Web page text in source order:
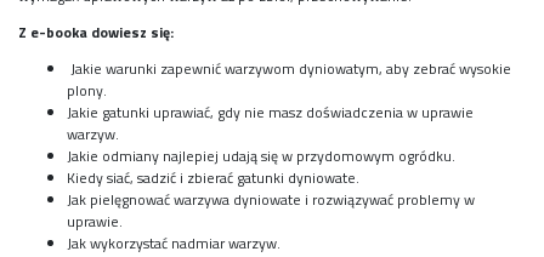
Z e-booka dowiesz się:
Jakie warunki zapewnić warzywom dyniowatym, aby zebrać wysokie
plony.
Jakie gatunki uprawiać, gdy nie masz doświadczenia w uprawie
warzyw.
Jakie odmiany najlepiej udają się w przydomowym ogródku.
Kiedy siać, sadzić i zbierać gatunki dyniowate.
Jak pielęgnować warzywa dyniowate i rozwiązywać problemy w
uprawie.
Jak wykorzystać nadmiar warzyw.